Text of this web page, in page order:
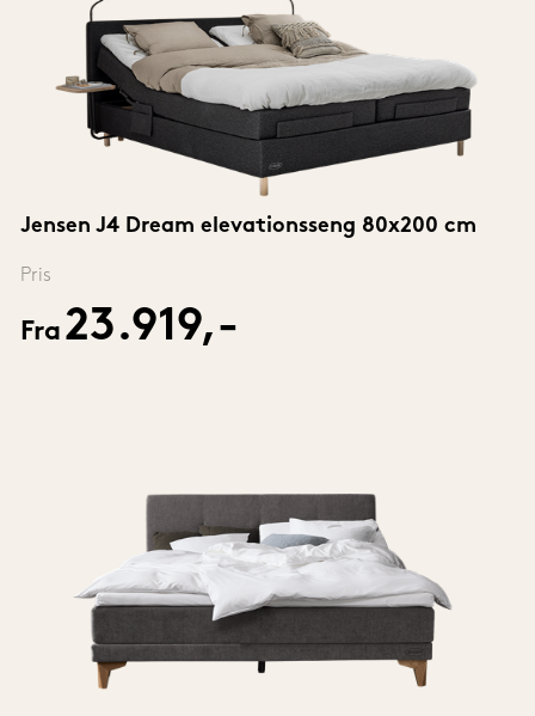
Jensen J4 Dream elevationsseng 80x200 cm
Pris
Fra 23.919,-